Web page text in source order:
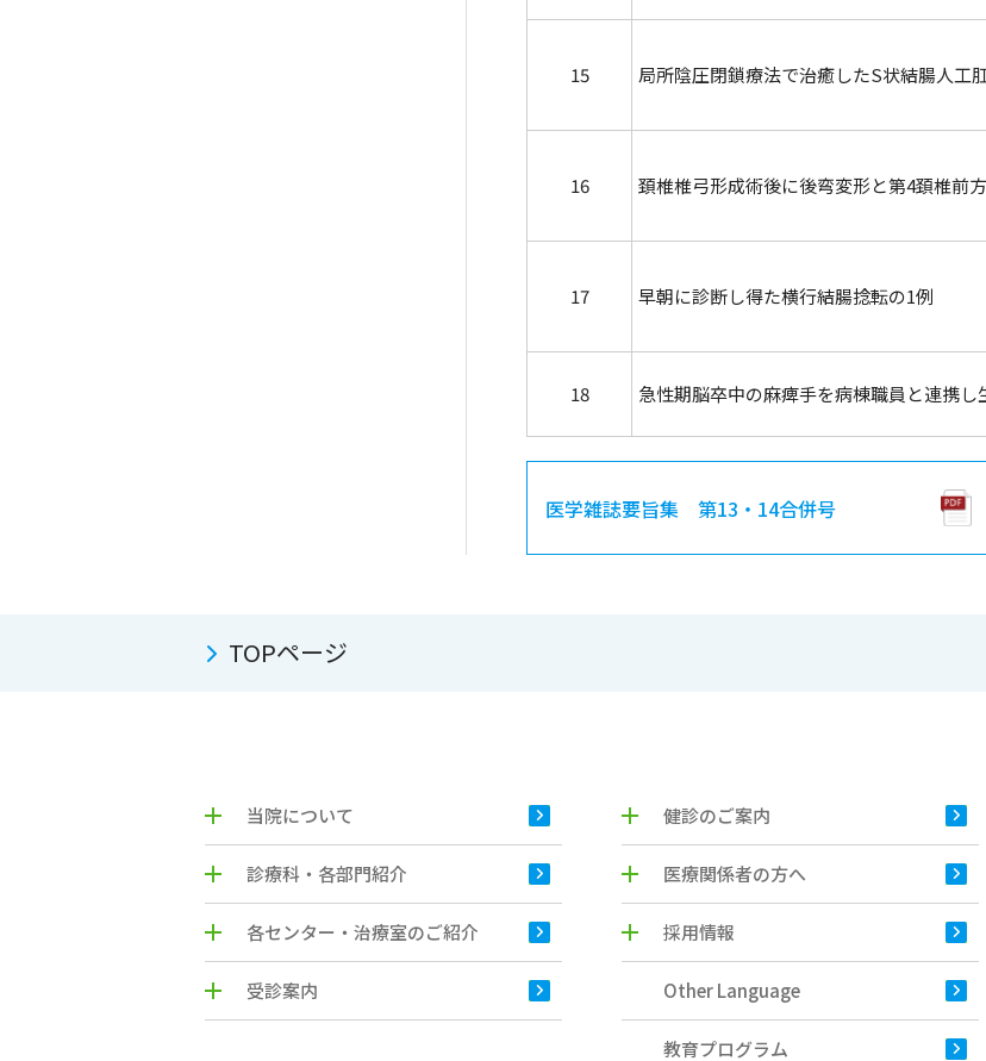
15 局所陰圧閉鎖療法で治癒したS状結腸人工
16 頚椎椎弓形成術後に後弯変形と第4頚椎前
17 早朝に診断し得た横行結腸捻転の1例
18 急性期脳卒中の麻痺手を病棟職員と連携
医学雑誌要旨集 第13・14合併号
TOPページ
当院について
診療科・各部門紹介
各センター・治療室のご紹介
受診案内
健診のご案内
医療関係者の方へ
採用情報
Other Language
教育プログラム